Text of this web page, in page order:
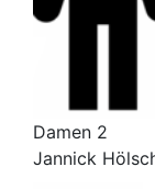
Damen 2
Jannick